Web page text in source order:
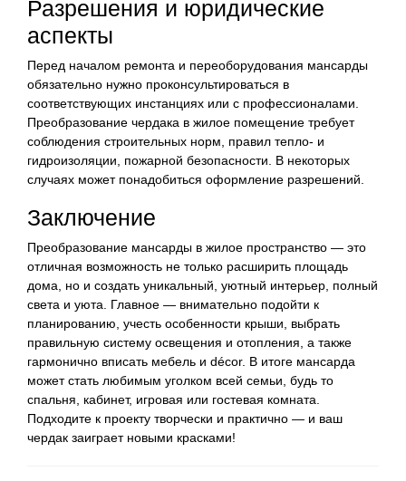
Разрешения и юридические
аспекты
Перед началом ремонта и переоборудования мансарды
обязательно нужно проконсультироваться в
соответствующих инстанциях или с профессионалами.
Преобразование чердака в жилое помещение требует
соблюдения строительных норм, правил тепло- и
гидроизоляции, пожарной безопасности. В некоторых
случаях может понадобиться оформление разрешений.
Заключение
Преобразование мансарды в жилое пространство — это
отличная возможность не только расширить площадь
дома, но и создать уникальный, уютный интерьер, полный
света и уюта. Главное — внимательно подойти к
планированию, учесть особенности крыши, выбрать
правильную систему освещения и отопления, а также
гармонично вписать мебель и décor. В итоге мансарда
может стать любимым уголком всей семьи, будь то
спальня, кабинет, игровая или гостевая комната.
Подходите к проекту творчески и практично — и ваш
чердак заиграет новыми красками!